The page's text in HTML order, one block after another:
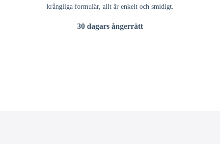
krångliga formulär, allt är enkelt och smidigt.
30 dagars ångerrätt